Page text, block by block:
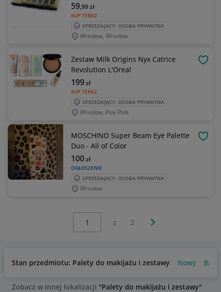
KUP TERAZ
59,99zł
SPRZEDAJĄCY: OSOBA PRYWATNA
Wrocław, Wroclaw
Zestaw Milk Origins Nyx Catrice
Revolution L'Oreal
KUP TERAZ
199zł
SPRZEDAJĄCY: OSOBA PRYWATNA
Wrocław, Psie Pole
MOSCHINO Super Beam Eye Palette
Duo - All of Color
OGŁOSZENIE
100zł
SPRZEDAJĄCY: OSOBA PRYWATNA
Wrocław
z 2 Następna strona
Stan przedmiotu: Palety do makijażu i zestawy Nowy
Zobacz w innej lokalizacji "Palety do makijażu i zestawy"